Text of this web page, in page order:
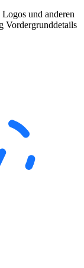
und anderen
Vordergrunddetails